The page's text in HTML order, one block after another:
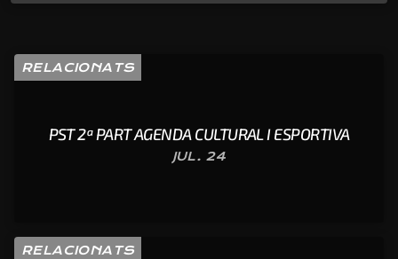
RELACIONATS
PST 2ª PART AGENDA CULTURAL I ESPORTIVA
JUL. 24
RELACIONATS